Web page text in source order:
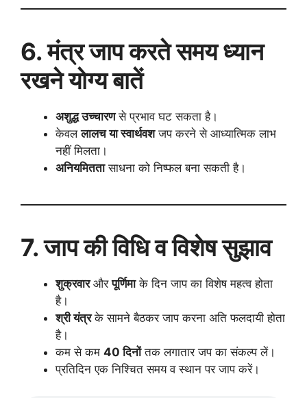
6. मंत्र जाप करते समय ध्यान
रखने योग्य बातें
अशुद्ध उच्चारणसे प्रभाव घट सकता है।
केवललालच या स्वार्थवशजप करने से आध्यात्मिक लाभ
नहीं मिलता।
अनियमिततासाधना को निष्फल बना सकती है।
7. जाप की विधि व विशेष सुझाव
शुक्रवारऔरपूर्णिमाके दिन जाप का विशेष महत्व होता
है।
श्री यंत्रके सामने बैठकर जाप करना अति फलदायी होता
है।
कम से कम 40 दिनोंतक लगातार जप का संकल्प लें।
प्रतिदिन एक निश्चित समय व स्थान पर जाप करें।